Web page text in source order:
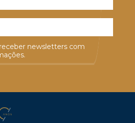
newsletters com